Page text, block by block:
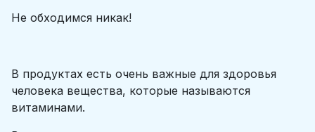
Не обходимся никак!
В продуктах есть очень важные для здоровья
человека вещества, которые называются
витаминами.